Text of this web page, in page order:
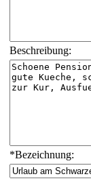
Beschreibung:
*Bezeichnung: